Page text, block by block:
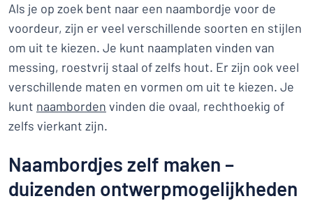
Als je op zoek bent naar een naambordje voor de
voordeur, zijn er veel verschillende soorten en stijlen
om uit te kiezen. Je kunt naamplaten vinden van
messing, roestvrij staal of zelfs hout. Er zijn ook veel
verschillende maten en vormen om uit te kiezen. Je
kunt naamborden vinden die ovaal, rechthoekig of
zelfs vierkant zijn.
Naambordjes zelf maken –
duizenden ontwerpmogelijkheden